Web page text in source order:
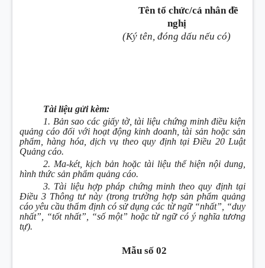
Tên tổ chức/cá nhân đề
nghị
(Ký tên, đóng dấu nếu có)
Tài liệu gửi kèm:
1. Bản sao các giấy tờ, tài liệu chứng minh điều kiện
quảng cáo đối với hoạt động kinh doanh, tài sản hoặc sản
phẩm, hàng hóa, dịch vụ theo quy định tại Điều 20 Luật
Quảng cáo.
2. Ma-két, kịch bản hoặc tài liệu thể hiện nội dung,
hình thức sản phẩm quảng cáo.
3. Tài liệu hợp pháp chứng minh theo quy định tại
Điều 3 Thông tư này (trong trường hợp sản phẩm quảng
cáo yêu cầu thẩm định có sử dụng các từ ngữ “nhất”, “duy
nhất”, “tốt nhất”, “số một” hoặc từ ngữ có ý nghĩa tương
tự).
Mẫu số 02